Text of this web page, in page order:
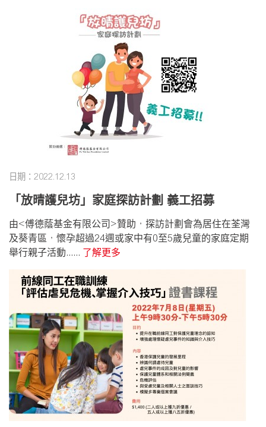
日期：2022.12.13
「放晴護兒坊」家庭探訪計劃 義工招募
由<傅德蔭基金有限公司>贊助，探訪計劃會為居住在荃灣
及葵青區，懷孕超過24週或家中有0至5歲兒童的家庭定期
舉行親子活動...... 了解更多